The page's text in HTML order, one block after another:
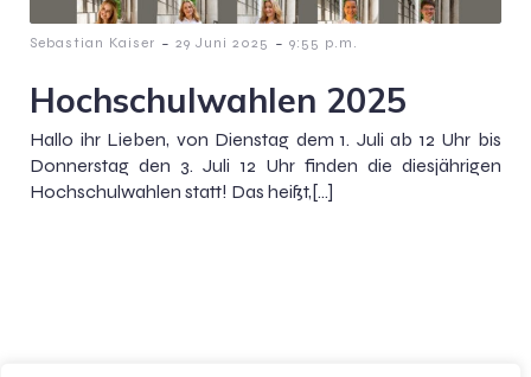
Sebastian Kaiser - 29 Juni 2025 - 9:55 p.m.
Hochschulwahlen 2025
Hallo ihr Lieben, von Dienstag dem 1. Juli ab 12 Uhr bis
Donnerstag den 3. Juli 12 Uhr finden die diesjährigen
Hochschulwahlen statt! Das heißt,[…]